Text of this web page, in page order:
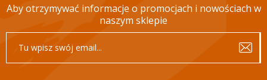
Aby otrzymywać informacje o promocjach i nowościach w
naszym sklepie